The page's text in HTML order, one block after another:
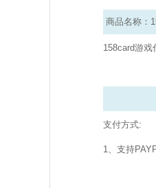
商品名称：
158card游戏
支付方式:
1、支持